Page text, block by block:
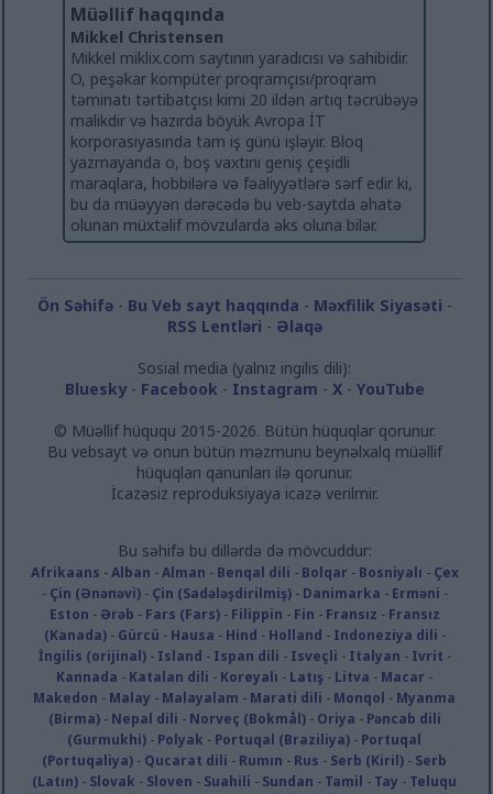
Müəllif haqqında
Mikkel Christensen
Mikkel miklix.com saytının yaradıcısı və sahibidir.
O, peşəkar kompüter proqramçısı/proqram
təminatı tərtibatçısı kimi 20 ildən artıq təcrübəyə
malikdir və hazırda böyük Avropa İT
korporasiyasında tam iş günü işləyir. Bloq
yazmayanda o, boş vaxtını geniş çeşidli
maraqlara, hobbilərə və fəaliyyətlərə sərf edir ki,
bu da müəyyən dərəcədə bu veb-saytda əhatə
olunan müxtəlif mövzularda əks oluna bilər.
Ön Səhifə- Bu Veb sayt haqqında - Məxfilik Siyasəti -
RSS Lentləri - Əlaqə
Sosial media (yalnız ingilis dili):
Bluesky- Facebook - Instagram - X- YouTube
© Müəllif hüququ 2015-2026. Bütün hüquqlar qorunur.
Bu vebsayt və onun bütün məzmunu beynəlxalq müəllif
hüquqları qanunları ilə qorunur.
İcazəsiz reproduksiyaya icazə verilmir.
Bu səhifə bu dillərdə də mövcuddur:
Afrikaans -Alban -Alman - Benqal dili - Bolqar - Bosniyalı - Çex
- Çin (Ənənəvi)- Çin (Sadələşdirilmiş)- Danimarka - Erməni -
Eston - Ərəb - Fars (Fars)- Filippin - Fin - Fransız - Fransız
(Kanada)- Gürcü - Hausa - Hind - Holland - Indoneziya dili -
İngilis (orijinal)- Island - Ispan dili - Isveçli - Italyan - Ivrit -
Kannada - Katalan dili - Koreyalı - Latış - Litva - Macar -
Makedon - Malay - Malayalam - Marati dili - Monqol - Myanma
(Birma)- Nepal dili - Norveç (Bokmål)- Oriya - Pəncab dili
(Gurmukhi) - Polyak - Portuqal (Braziliya) - Portuqal
(Portuqaliya) - Qucarat dili - Rumın - Rus - Serb (Kiril) - Serb
(Latın) - Slovak - Sloven - Suahili - Sundan - Tamil - Tay - Teluqu